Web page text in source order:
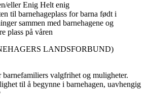
ellerEnig Helt enig
til barnehageplass for barna født i
sammen med barnehagene og
plass på våren
LANDSFORBUND)
valgfrihet og muligheter.
til å begynne i barnehagen, uavhengig